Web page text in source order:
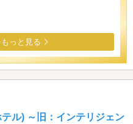
っと見る
ル) ～旧：インテリジェン